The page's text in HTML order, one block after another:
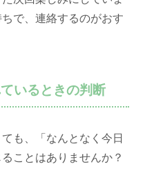
で、連絡するのがおす
いるときの判断
も、「なんとなく今日
ことはありませんか？